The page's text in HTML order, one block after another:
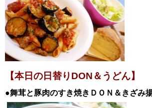
【本日の日替りDON＆うどん】
●舞茸と豚肉のすき焼き ＤＯＮ＆きざみ